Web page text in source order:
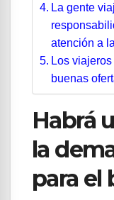
La gente
atención a
Los
buenas
Habrá
la
para el